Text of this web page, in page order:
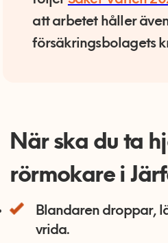
att arbetet håller
försäkringsbolagets
När ska du ta
rörmokare i
Blandaren droppar,
vrida.